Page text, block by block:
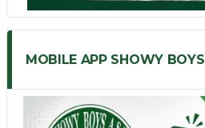
MOBILE APP SHOWY BOYS